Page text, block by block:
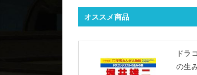
オススメ商品
ドラ
の生